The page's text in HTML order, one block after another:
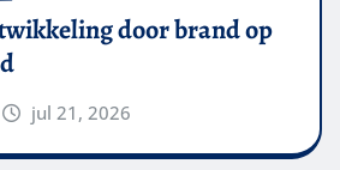
door brand op
jul 21, 2026